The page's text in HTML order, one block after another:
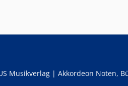
Musikverlag | Akkordeon Noten,